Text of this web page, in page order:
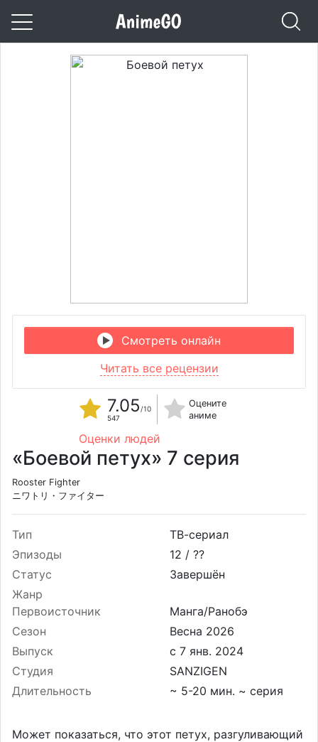
Смотреть онлайн
Читать все рецензии
7.05 /10
547
Оцените
аниме
Оценки людей
«Боевой петух» 7 серия
Rooster Fighter
ニワトリ・ファイター
Тип
ТВ-сериал
Эпизоды
12 / ??
Статус
Завершён
Жанр
Первоисточник
Манга/Ранобэ
Сезон
Весна 2026
Выпуск
Студия
SANZIGEN
Длительность
~ 5-20 мин. ~ серия
Может показаться, что этот петух, разгуливающий